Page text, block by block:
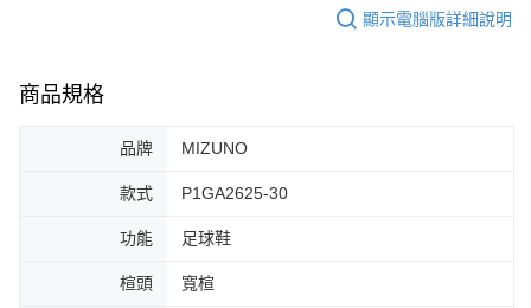
※ 交易是否成功請以「AFTEE先享後付 」之結帳頁面顯示為準，若有關於
是否繳費成功／繳費後需取消欲退款等相關疑問，請聯繫「AFTEE先享後付
【注意事項】
易，需依本服務之必要範圍內提供個人資料，並將交易相關給付款項請求債
權轉讓予恩沛科技股份有限公司。
２．關於個人資料處理事宜，請瀏覽以下網址：
https://aftee.tw/terms/#terms3
「AFTEE先享後付」，若未經同意申辦者引起之損失，本公司不負相關責
４．使用「AFTEE先享後付」時，將依據個別帳號之用戶狀況，依本公司即
宅配
顯示電腦版詳細說明
商品規格
品牌 MIZUNO
款式 P1GA2625-30
功能 足球鞋
楦頭 寬楦